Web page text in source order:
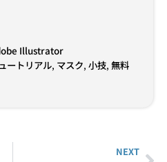
Illustrator
ートリアル, マスク, 小技, 無料
NEXT